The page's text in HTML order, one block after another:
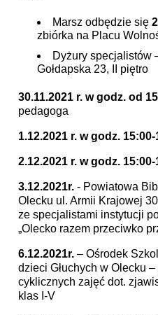
Marsz odbędzie się
zbiórka na Placu
Dyżury specjalistów
Gołdapska 23, II piętro
30.11.2021 r. w godz. od
pedagoga
1.12.2021 r. w godz.
2.12.2021 r. w godz.
3.12.2021r. - Powiatowa
Olecku ul. Armii Krajowej
ze specjalistami instytucji
„Olecko razem przeciwko
6.12.2021r. – Ośrodek
dzieci Głuchych w Olecku
cyklicznych zajęć dot.
klas I-V